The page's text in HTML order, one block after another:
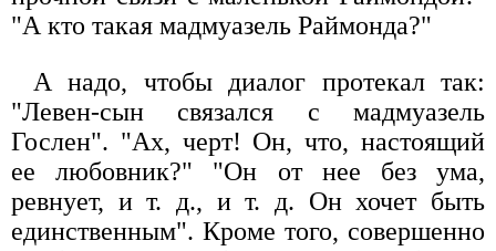
"А кто такая мадмуазель Раймонда?"
А надо, чтобы диалог протекал так:
"Левен-сын связался с мадмуазель
Гослен". "Ах, черт! Он, что, настоящий
ее любовник?" "Он от нее без ума,
ревнует, и т. д., и т. д. Он хочет быть
единственным". Кроме того, совершенно